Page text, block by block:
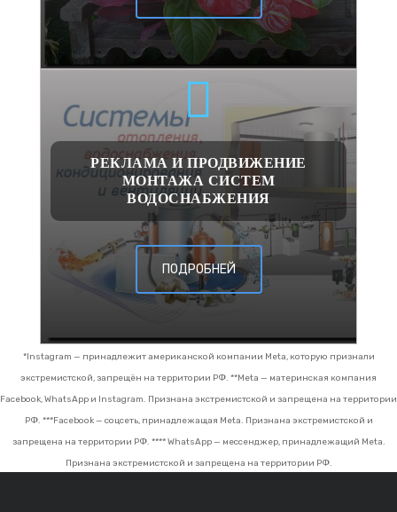
РЕКЛАМА И ПРОДВИЖЕНИЕ
МОНТАЖА СИСТЕМ
ВОДОСНАБЖЕНИЯ
ПОДРОБНЕЙ
*Instagram — принадлежит американской компании Meta, которую признали
экстремистской, запрещён на территории РФ. **Meta — материнская компания
Facebook, WhatsApp и Instagram. Признана экстремистской и запрещена на территории
РФ. ***Facebook — соцсеть, принадлежащая Meta. Признана экстремистской и
запрещена на территории РФ. **** WhatsApp — мессенджер, принадлежащий Meta.
Признана экстремистской и запрещена на территории РФ.